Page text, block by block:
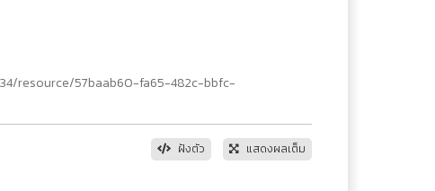
resource/57baab60-fa65-482c-bbfc-
ฝังตัว แสดงผลเต็ม